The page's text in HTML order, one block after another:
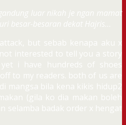
luar nikah je ngan mamat
besar-besaran dekat Hajris…
but sebab kenapa aku x
interested to tell you a story
i have hundreds of shoes
to my readers. both of us are
mangsa bila kena kikis hidup2
(gila ko dia makan boleh
selamba badak order x hengat